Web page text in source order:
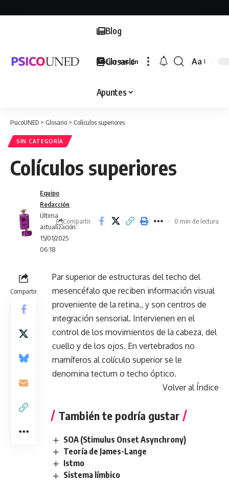
Blog
Glosario
Apuntes
Iniciar sesión
Font
Aa
PsicoUNED > Glosario > Colículos superiores
SIN CATEGORÍA
Colículos superiores
Última
actualización:
15/01/2025
06:18
Equipo
Redacción
Compartir 0 min de lectura
Compartir
Par superior de estructuras del techo del
mesencéfalo que reciben información visual
proveniente de la retina., y son centros de
integración sensorial. Intervienen en el
control de los movimientos de la cabeza, del
cuello y de los ojos. En vertebrados no
mamíferos al colículo superior se le
denomina tectum o techo óptico.
Volver al Índice
También te podría gustar
SOA (Stimulus Onset Asynchrony)
Teoría de James-Lange
Istmo
Sistema límbico